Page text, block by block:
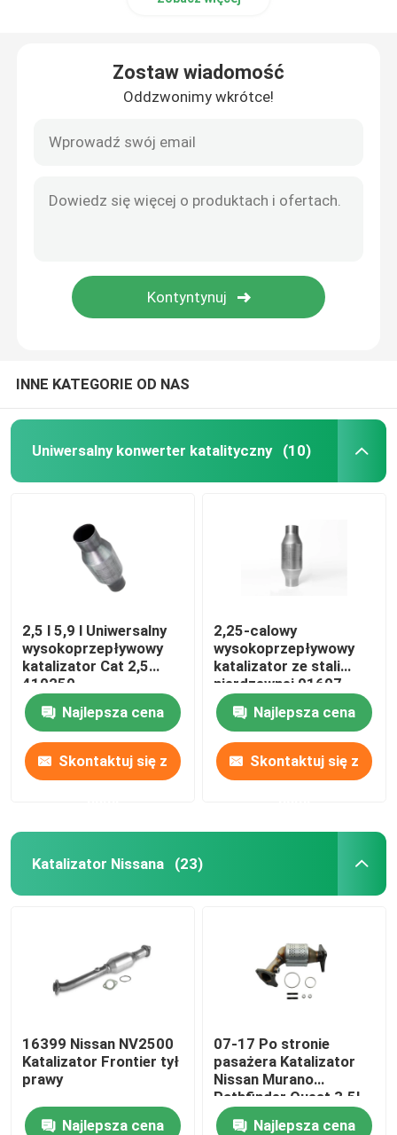
Katalizator Hondy
Przedni katalizator
Katalizator Diesla
Katalizator Lexusa
Rury wydechowe samochodowe
Wykluczacz spalin ze stali nierdzewnej
Wskazówki dotyczące wydechowania samochodów
Zostaw wiadomość
Oddzwonimy wkrótce!
INNE KATEGORIE OD NAS
Uniwersalny konwerter katalityczny (10)
2,5 l 5,9 l Uniwersalny
wysokoprzepływowy
katalizator Cat 2,5
410250
Najlepsza cena
Skontaktuj się z
2,25-calowy
wysokoprzepływowy
katalizator ze stali
nierdzewnej 01607
2,5L
Najlepsza cena
Skontaktuj się z
Katalizator Nissana (23)
16399 Nissan NV2500
Katalizator Frontier tył
prawy
Najlepsza cena
07-17 Po stronie
pasażera Katalizator
Nissan Murano
Pathfinder Quest 3.5L
Najlepsza cena